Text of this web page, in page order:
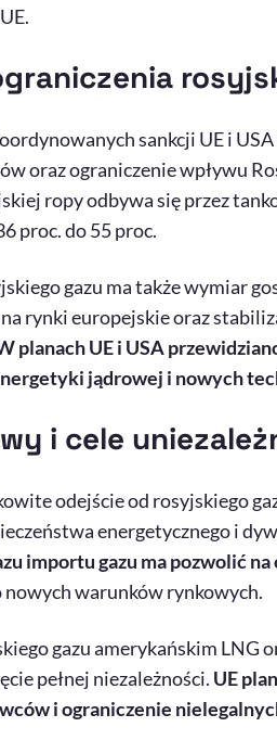
sankcji UE i
oraz ograniczenie wpływu
ropy odbywa się przez
proc. do 55 proc.
gazu ma także wymiar
rynki europejskie oraz
planach UE i USA
jądrowej i nowych
i cele
odejście od rosyjskiego
energetycznego i
importu gazu ma pozwolić
warunków rynkowych.
gazu amerykańskim LNG
pełnej niezależności. UE
i ograniczenie